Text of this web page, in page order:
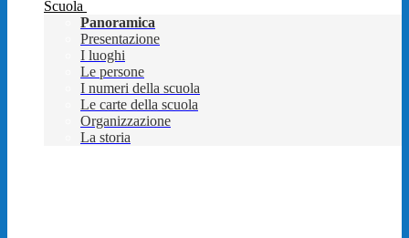
Scuola
Panoramica
Presentazione
I luoghi
Le persone
I numeri della scuola
Le carte della scuola
Organizzazione
La storia